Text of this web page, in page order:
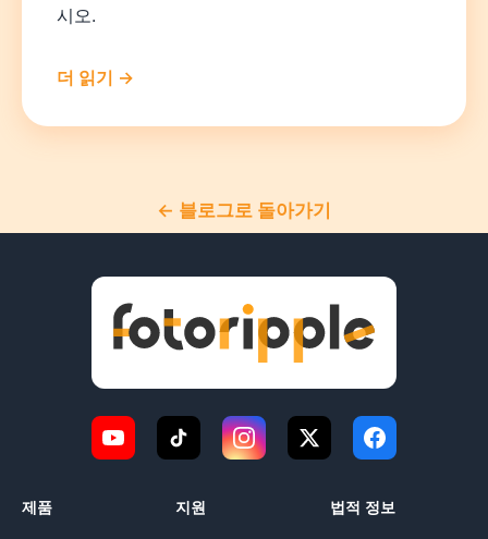
시오.
더 읽기 →
← 블로그로 돌아가기
제품 지원 법적 정보